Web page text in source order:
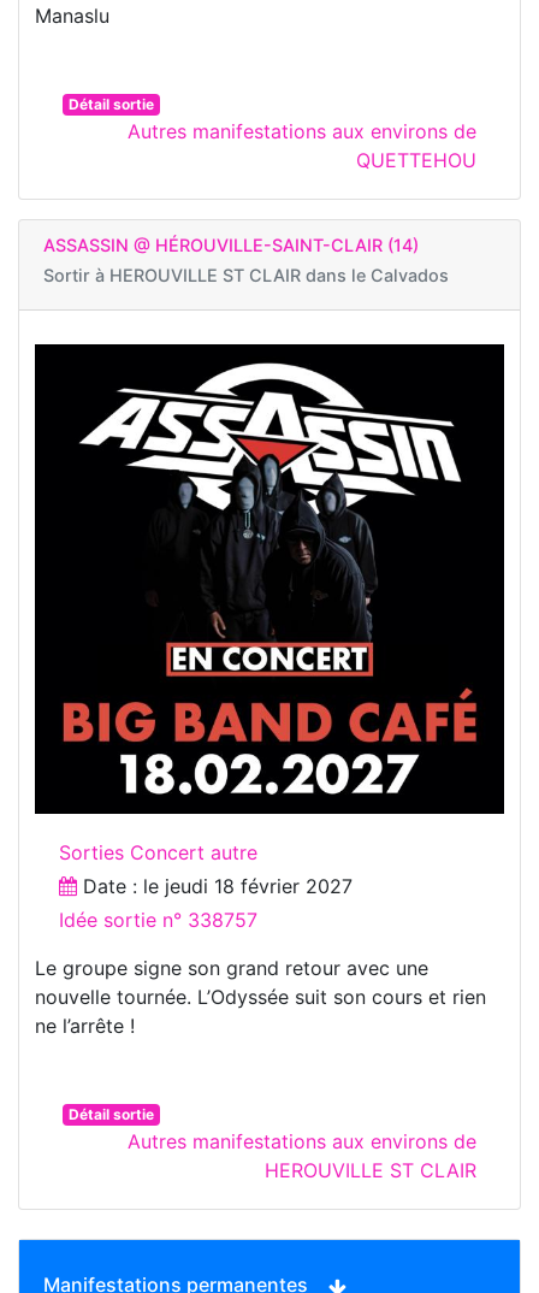
Manaslu
Détail sortie
Autres manifestations aux environs de
QUETTEHOU
ASSASSIN @ HÉROUVILLE-SAINT-CLAIR (14)
Sortir à HEROUVILLE ST CLAIR dans le Calvados
Sorties Concert autre
Date : le jeudi 18 février 2027
Idée sortie n° 338757
Le groupe signe son grand retour avec une
nouvelle tournée. L’Odyssée suit son cours et rien
ne l’arrête !
Détail sortie
Autres manifestations aux environs de
HEROUVILLE ST CLAIR
Manifestations permanentes